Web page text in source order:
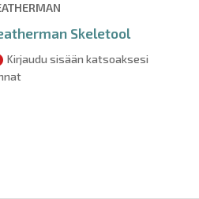
Skeletool
Kirjaudu sisään katsoaksesi